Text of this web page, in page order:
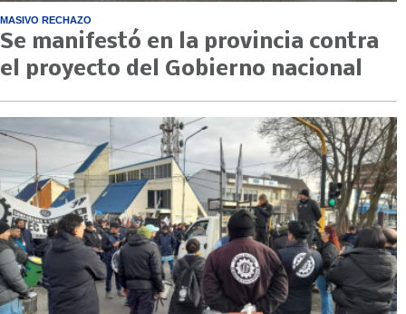
MASIVO RECHAZO
Se manifestó en la provincia contra
el proyecto del Gobierno nacional